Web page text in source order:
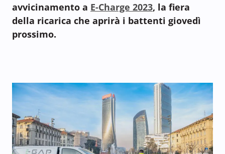
avvicinamento a E-Charge 2023, la fiera
della ricarica che aprirà i battenti giovedì
prossimo.